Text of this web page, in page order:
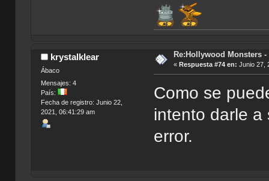
krystalklear
Ábaco
Mensajes: 4
País:
Fecha de registro: Junio 22,
2021, 06:41:29 am
Re:Hollywood Monsters
« Respuesta #74 en: Junio 27,
Como se
intento darle a
error.